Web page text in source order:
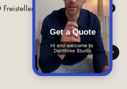
Visualisierung aus?
Get a Quote